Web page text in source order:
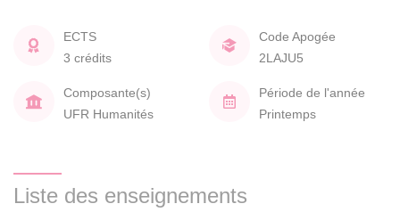
ECTS
3 crédits
Code Apogée
2LAJU5
Composante(s)
UFR Humanités
Période de l'année
Printemps
Liste des enseignements